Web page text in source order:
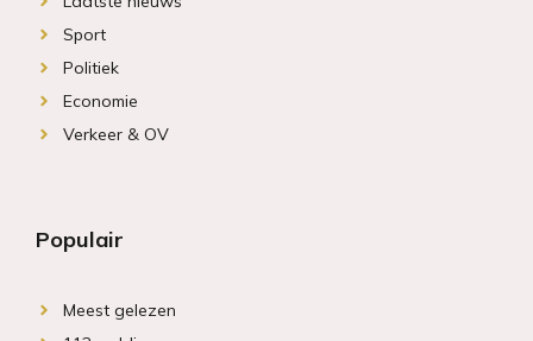
Sport
Politiek
Economie
Verkeer & OV
Populair
Meest gelezen